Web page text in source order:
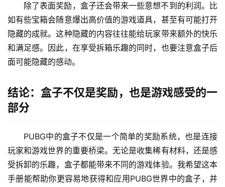
除了表面奖励，盒子还会带来一些意想不到的利润。比
如有些宝箱会随意爆出高价值的游戏道具，甚至有可能打开
隐藏的成就。这种隐藏的内容往往能给玩家带来额外的快乐
和满足感。因此，在享受拆箱乐趣的同时，也要注意盒子后
面可能隐藏的感动。
结论：盒子不仅是奖励，也是游戏感受的一
部分
PUBG中的盒子不仅是一个简单的奖励系统，也是连接
玩家和游戏世界的重要桥梁。无论是收集稀有材料，还是感
受拆卸的乐趣，盒子都能带来不同的游戏体验。我希望这本
手册能帮助你更容易地获得和应用PUBG世界中的盒子，并